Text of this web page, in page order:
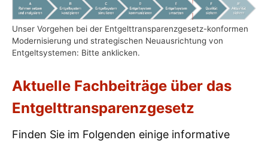
Unser Vorgehen bei der Entgelttransparenzgesetz-konformen
Modernisierung und strategischen Neuausrichtung von
Entgeltsystemen: Bitte anklicken.
Aktuelle Fachbeiträge über das
Entgelttransparenzgesetz
Finden Sie im Folgenden einige informative